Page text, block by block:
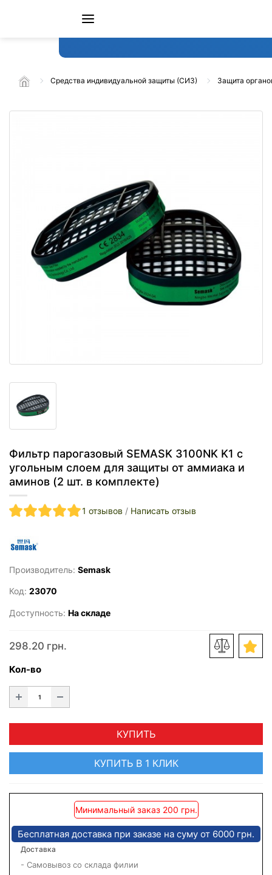
Средства индивидуальной защиты (СИЗ) Защита
Фильтр парогазовый SEMASK 3100NK K1 с
угольным слоем для защиты от аммиака и
аминов (2 шт. в комплекте)
1 отзывов / Написать отзыв
Производитель: Semask
Код: 23070
Доступность: На складе
298.20 грн.
Кол-во
КУПИТЬ
КУПИТЬ В 1 КЛИК
Минимальный заказ 200 грн.
Бесплатная доставка при заказе на суму от 6000 грн.
Доставка
- Самовывоз со склада филии